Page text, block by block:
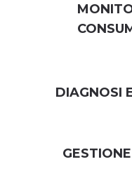
DIAGNOSI